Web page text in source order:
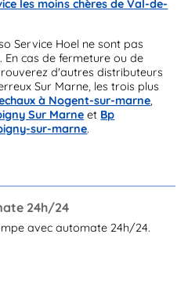
les moins chères de Val-de-
Service Hoel ne sont pas
cas de fermeture ou de
d'autres distributeurs
Sur Marne, les trois plus
à Nogent-sur-marne,
Sur Marne et Bp
sur-marne.
24h/24
avec automate 24h/24.